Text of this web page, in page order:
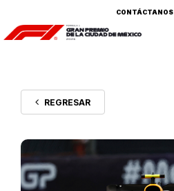
CONTÁCTANOS
REGRESAR